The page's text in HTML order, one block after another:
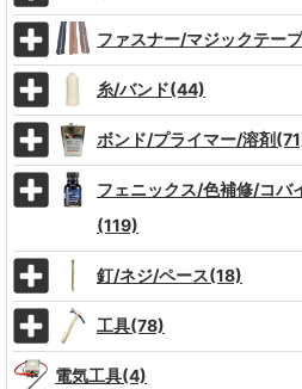
ファスナー/マジックテー
糸/バンド(44)
ボンド/プライマー/溶剤
フェニックス/色補修/コバ
(119)
釘/ネジ/ペース(18)
工具(78)
電気工具(4)